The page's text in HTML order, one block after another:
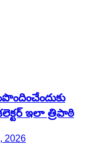
ఇలా త్రిపాఠి
2026